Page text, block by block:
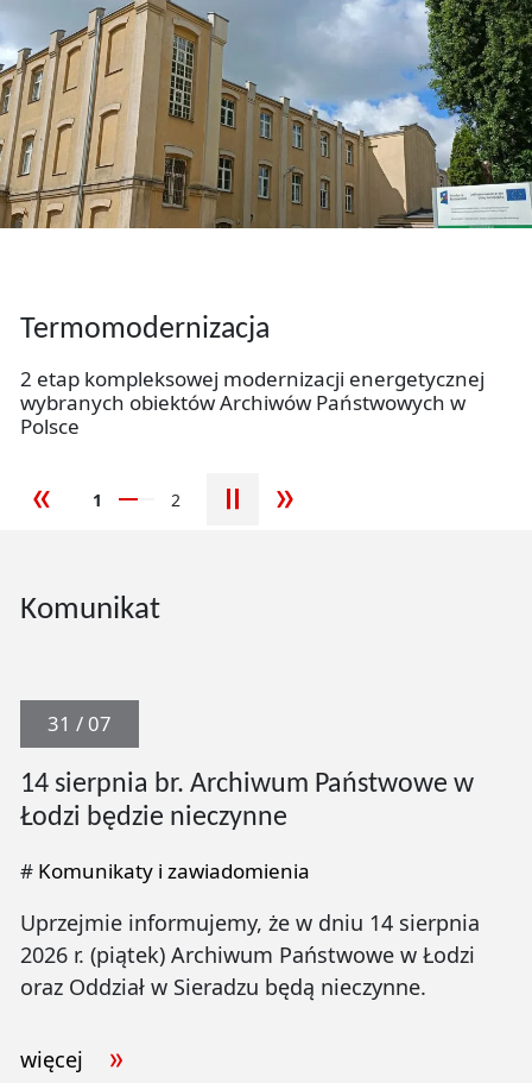
Slider
poprzedni slajd
1 2 następny slajd
Termomodernizacja
2 etap kompleksowej modernizacji energetycznej
wybranych obiektów Archiwów Państwowych w
Polsce
Zobacz, jak dokumenty, fotografie oraz archiwalia
opowiadają historię miasta, regionu i jego
mieszkańców.
więcej
Komunikat
31 / 07
14 sierpnia br. Archiwum Państwowe w
Łodzi będzie nieczynne
# Komunikaty i zawiadomienia
Uprzejmie informujemy, że w dniu 14 sierpnia
2026 r. (piątek) Archiwum Państwowe w Łodzi
oraz Oddział w Sieradzu będą nieczynne.
więcej